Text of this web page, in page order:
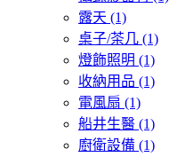
露天 (1)
桌子/茶几 (1)
燈飾照明 (1)
收納用品 (1)
電風扇 (1)
船井生醫 (1)
廚衛設備 (1)